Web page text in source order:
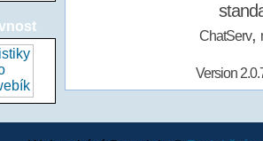
ChatServ,
Version